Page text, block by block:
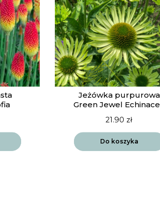
Jeżówka purpurowa
Green Jewel
21.90 zł
Do koszyka